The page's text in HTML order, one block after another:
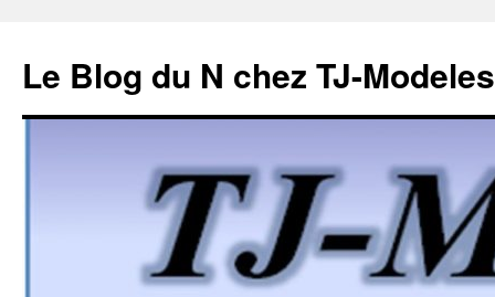
Le Blog du N chez TJ-Modeles